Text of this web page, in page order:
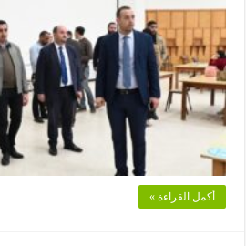
أكمل القراءة »